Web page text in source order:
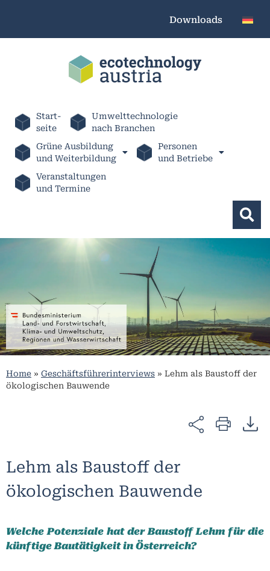
Downloads
Start-
seite
Umwelttechnologie
nach Branchen
Grüne Ausbildung
und Weiterbildung
Personen
und Betriebe
Veranstaltungen
und Termine
Home » Geschäftsführerinterviews » Lehm als Baustoff der
ökologischen Bauwende
Lehm als Baustoff der
ökologischen Bauwende
Welche Potenziale hat der Baustoff Lehm für die
künftige Bautätigkeit in Österreich?